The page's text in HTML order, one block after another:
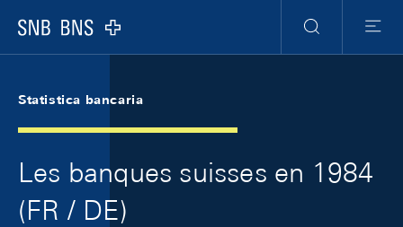
Logo
Ricerca
Menu
Statistica bancaria
Les banques suisses en 1984
(FR / DE)